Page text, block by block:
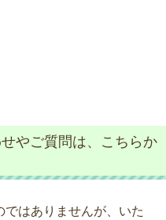
やご質問は、こちらか
はありませんが、いた